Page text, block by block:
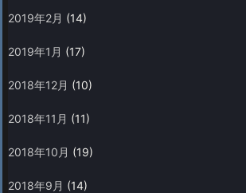
2019年2月 (14)
2019年1月 (17)
2018年12月 (10)
2018年11月 (11)
2018年10月 (19)
2018年9月 (14)